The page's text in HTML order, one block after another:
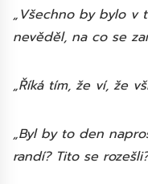
„Všechno by bylo v
nevěděl, na co se
„Říká tím, že ví, že
„Byl by to den
randí? Tito se